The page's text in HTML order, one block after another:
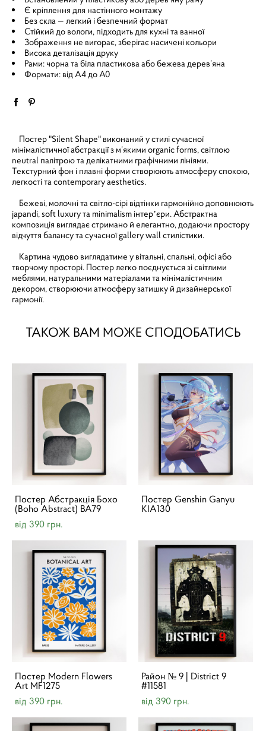
Є кріплення для настінного монтажу
Без скла — легкий і безпечний формат
Стійкий до вологи, підходить для кухні та ванної
Зображення не вигорає, зберігає насичені кольори
Висока деталізація друку
Рами: чорна та біла пластикова або бежева дерев’яна
Формати: від A4 до A0
Постер "Silent Shape" виконаний у стилі сучасної
мінімалістичної абстракції з м’якими organic forms, світлою
neutral палітрою та делікатними графічними лініями.
Текстурний фон і плавні форми створюють атмосферу спокою,
легкості та contemporary aesthetics.
Бежеві, молочні та світло-сірі відтінки гармонійно доповнюють
japandi, soft luxury та minimalism інтерʼєри. Абстрактна
композиція виглядає стримано й елегантно, додаючи простору
відчуття балансу та сучасної gallery wall стилістики.
Картина чудово виглядатиме у вітальні, спальні, офісі або
творчому просторі. Постер легко поєднується зі світлими
меблями, натуральними матеріалами та мінімалістичним
декором, створюючи атмосферу затишку й дизайнерської
гармонії.
ТАКОЖ ВАМ МОЖЕ СПОДОБАТИСЬ
Постер Абстракція Бохо
(Boho Abstract) BA79
від 390 грн.
Постер Genshin Ganyu
KIA130
Постер Modern Flowers
Art MF1275
від 390 грн.
Район № 9 | District 9
#11581
від 390 грн.